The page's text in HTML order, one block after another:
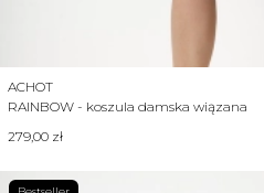
RAINBOW - koszula damska wiązana
Producent
ACHOT
Cena
279,00 zł